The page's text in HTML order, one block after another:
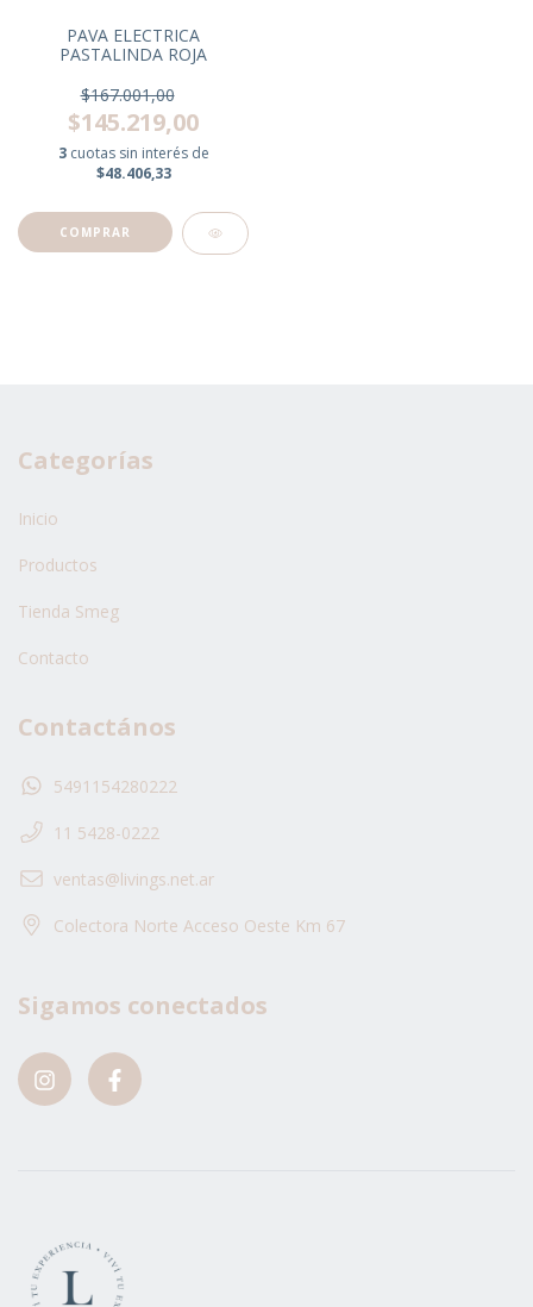
PAVA ELECTRICA
PASTALINDA ROJA
$167.001,00
$145.219,00
3 cuotas sin interés de
$48.406,33
Categorías
Inicio
Productos
Tienda Smeg
Contacto
Contactános
5491154280222
11 5428-0222
ventas@livings.net.ar
Colectora Norte Acceso Oeste Km 67
Sigamos conectados